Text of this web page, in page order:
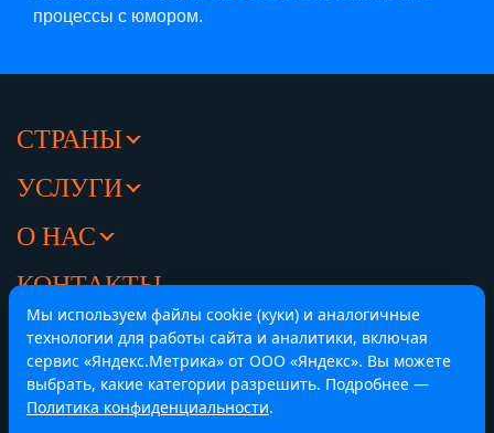
процессы с юмором.
СТРАНЫ
УСЛУГИ
О НАС
КОНТАКТЫ
Челябинск, Центральный офис
ул. Труда 84, офис 416
8 (351) 214-43-33
Мы используем файлы cookie (куки) и аналогичные
технологии для работы сайта и аналитики, включая
сервис «Яндекс.Метрика» от ООО «Яндекс». Вы можете
выбрать, какие категории разрешить. Подробнее —
Политика конфиденциальности.